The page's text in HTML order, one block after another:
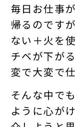
毎日お仕事
帰るのです
ない＋火を
チベが下が
変で大変で
そんな中で
ように心が